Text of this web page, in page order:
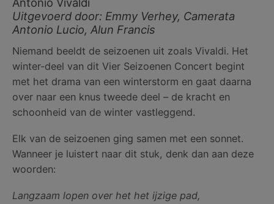
Uitgevoerd door: Emmy Verhey, Camerata
Antonio Lucio, Alun Francis
Niemand beeldt de seizoenen uit zoals Vivaldi. Het
winter-deel van dit Vier Seizoenen Concert begint
met het drama van een winterstorm en gaat daarna
over naar een knus tweede deel – de kracht en
schoonheid van de winter vastleggend.
Elk van de seizoenen ging samen met een sonnet.
Wanneer je luistert naar dit stuk, denk dan aan deze
woorden:
Langzaam lopen over het het ijzige pad,